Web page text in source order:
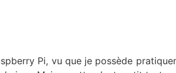
Pi, vu que je possède